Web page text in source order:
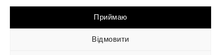
Приймаю
Відмовити
84-242 LUZINO